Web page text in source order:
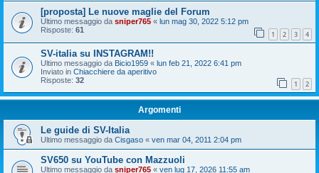
[proposta] Le nuove maglie del Forum
Ultimo messaggio da sniper765 « lun mag 30, 2022 5:12 pm
Risposte: 61 1 2 3 4
SV-italia su INSTAGRAM!!
Ultimo messaggio da Bicio1959 « lun feb 21, 2022 6:41 pm
Inviato in Chiacchiere da aperitivo
Risposte: 32 1 2
Argomenti
Le guide di SV-Italia
Ultimo messaggio da Cisgaso « ven mar 04, 2011 2:04 pm
SV650 su YouTube con Mazzuoli
Ultimo messaggio da sniper765 « ven lug 17, 2026 11:55 am